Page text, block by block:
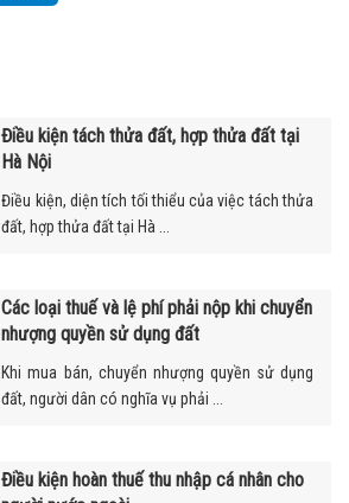
Điều kiện tách thửa đất, hợp thửa đất tại
Hà Nội
Điều kiện, diện tích tối thiểu của việc tách thửa
đất, hợp thửa đất tại Hà ...
Các loại thuế và lệ phí phải nộp khi chuyển
nhượng quyền sử dụng đất
Khi mua bán, chuyển nhượng quyền sử dụng
đất, người dân có nghĩa vụ phải ...
Điều kiện hoàn thuế thu nhập cá nhân cho